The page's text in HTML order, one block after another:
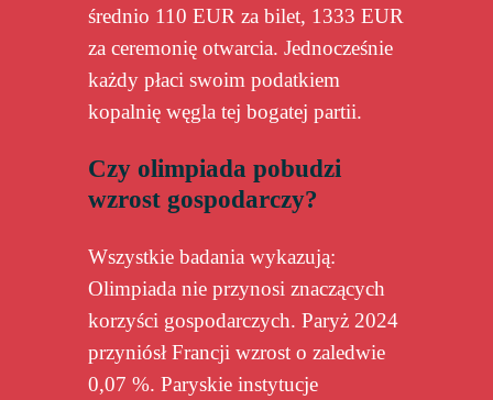
średnio 110 EUR za bilet, 1333 EUR
za ceremonię otwarcia. Jednocześnie
każdy płaci swoim podatkiem
kopalnię węgla tej bogatej partii.
Czy olimpiada pobudzi
wzrost gospodarczy?
Wszystkie badania wykazują:
Olimpiada nie przynosi znaczących
korzyści gospodarczych. Paryż 2024
przyniósł Francji wzrost o zaledwie
0,07 %. Paryskie instytucje